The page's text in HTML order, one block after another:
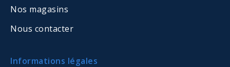
Nos magasins
Nous contacter
Informations légales